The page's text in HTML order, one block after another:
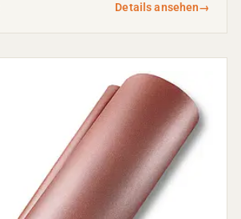
Details ansehen→